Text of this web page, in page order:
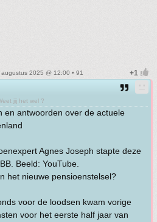
2025 @ 12:00 • 91
jij het wel ?
en antwoorden over de actuele
Agnes Joseph stapte deze
Beeld: YouTube.
het nieuwe pensioenstelsel?
voor de loodsen kwam vorige
voor het eerste half jaar van